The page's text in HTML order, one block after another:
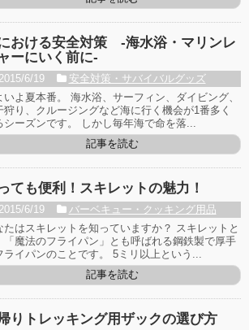
おける安全対策 -海水浴・マリンレ
ーにいく前に-
2015/6/19
安全対策・サバイバルグッズ
いよ夏本番。 海水浴、サーフィン、ダイビング、
狩り、クルージングなど海に行く機会が1番多く
シーズンです。 しかし毎年海で命を落...
記事を読む
ても便利！スキレットの魅力！
2015/6/19
バーベキュー・クッキング用品
たはスキレットを知っていますか？ スキレットと
「魔法のフライパン」とも呼ばれる鋼鉄製で厚手
ライパンのことです。 5ミリ以上という...
記事を読む
りトレッキング用ザックの選び方